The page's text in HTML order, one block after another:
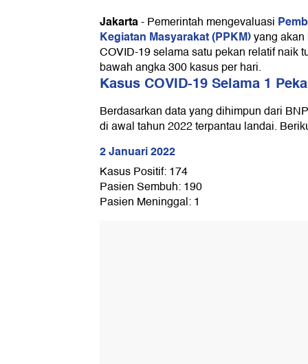
Jakarta-Pemerintah mengevaluasi
Kegiatan Masyarakat (PPKM)yang
COVID-19 selama satu pekan relatif naik
bawah angka 300 kasus per hari.
Kasus COVID-19 Selama 1
Berdasarkan data yang dihimpun dari
di awal tahun 2022 terpantau landai.
2 Januari 2022
Kasus Positif: 174
Pasien Sembuh: 190
Pasien Meninggal: 1